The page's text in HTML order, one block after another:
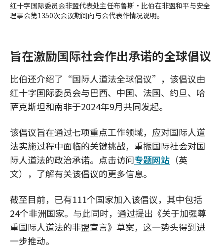
红十字国际委员会非盟代表处主任布鲁斯·比伯在非盟和平与安全
理事会第1350次会议期间向与会代表作情况说明。
旨在激励国际社会作出承诺的全球倡议
比伯还介绍了“国际人道法全球倡议”，该倡议由
红十字国际委员会与巴西、中国、法国、约旦、哈
萨克斯坦和南非于2024年9月共同发起。
该倡议旨在通过七项重点工作领域，应对国际人道
法实施过程中面临的关键挑战，重振国际社会对国
际人道法的政治承诺。点击访问专题网站 （英
文），了解有关该倡议的更多信息。
截至目前，已有111个国家加入该倡议，其中包括
24个非洲国家。与此同时，通过提出《关于加强尊
重国际人道法的非盟宣言》草案，这一势头得到进
一步推动。